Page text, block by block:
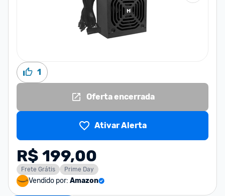
1
Oferta encerrada
Ativar Alerta
R$ 199,00
Frete Grátis Prime Day
Vendido por: Amazon